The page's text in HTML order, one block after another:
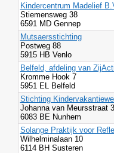
Kindercentrum Madelief
Stiemensweg 38
6591 MD Gennep
Mutsaersstichting
Postweg 88
5915 HB Venlo
Belfeld, afdeling van
Kromme Hook 7
5951 EL Belfeld
Stichting
Johanna van Meursstraat 3
6083 BE Nunhem
Solange Praktijk voor
Wilhelminalaan 10
6114 BH Susteren